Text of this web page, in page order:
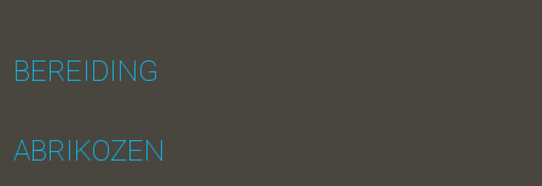
BEREIDING
ABRIKOZEN